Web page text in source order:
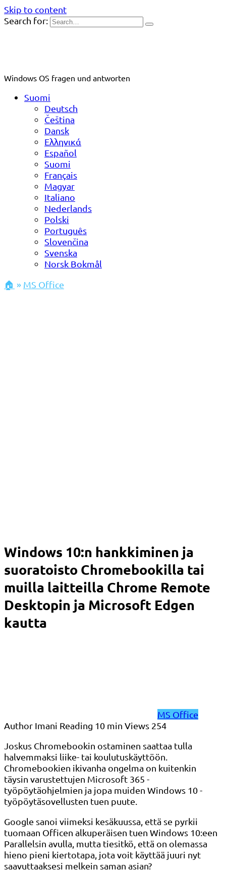
Skip to content
Search for:
Windows OS fragen und antworten
Suomi
Deutsch
Čeština
Dansk
Ελληνικά
Español
Suomi
Français
Magyar
Italiano
Nederlands
Polski
Português
Slovenčina
Svenska
Norsk Bokmål
🏠 » MS Office
Windows 10:n hankkiminen ja
suoratoisto Chromebookilla tai
muilla laitteilla Chrome Remote
Desktopin ja Microsoft Edgen
kautta
MS Office
Author Imani Reading 10 min Views 254
Joskus Chromebookin ostaminen saattaa tulla
halvemmaksi liike- tai koulutuskäyttöön.
Chromebookien ikivanha ongelma on kuitenkin
täysin varustettujen Microsoft 365 -
työpöytäohjelmien ja jopa muiden Windows 10 -
työpöytäsovellusten tuen puute.
Google sanoi viimeksi kesäkuussa, että se pyrkii
tuomaan Officen alkuperäisen tuen Windows 10:een
Parallelsin avulla, mutta tiesitkö, että on olemassa
hieno pieni kiertotapa, jota voit käyttää juuri nyt
saavuttaaksesi melkein saman asian?